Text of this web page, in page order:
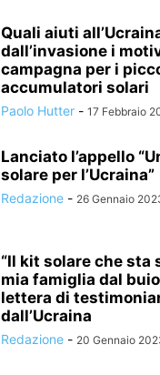
Quali aiuti
dall’invasione i
campagna per i
accumulatori solari
Paolo Hutter - 17 Febbraio
Lanciato l’appello
solare per l’Ucraina”
Redazione - 26 Gennaio
“Il kit solare che sta
mia famiglia dal
lettera di
dall’Ucraina
Redazione - 20 Gennaio